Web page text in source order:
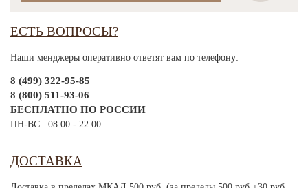
ЕСТЬ ВОПРОСЫ?
Наши менджеры оперативно ответят вам по телефону:
8 (499) 322-95-85
8 (800) 511-93-06
БЕСПЛАТНО ПО РОССИИ
ПН-ВС: 08:00 - 22:00
ДОСТАВКА